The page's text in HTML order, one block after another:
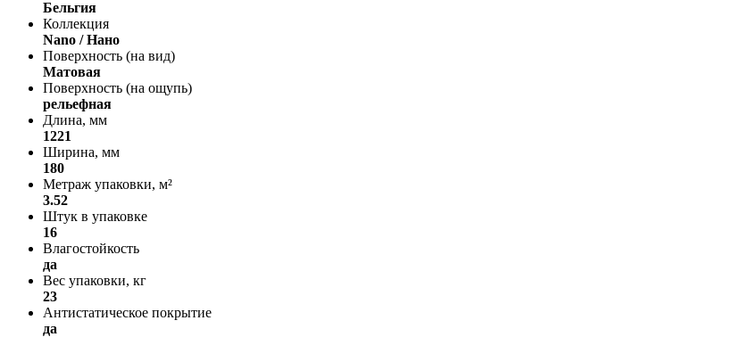
Бельгия
Коллекция
Nano / Нано
Поверхность (на вид)
Матовая
Поверхность (на ощупь)
рельефная
Длина, мм
1221
Ширина, мм
180
Метраж упаковки, м²
3.52
Штук в упаковке
16
Влагостойкость
да
Вес упаковки, кг
23
Антистатическое покрытие
да